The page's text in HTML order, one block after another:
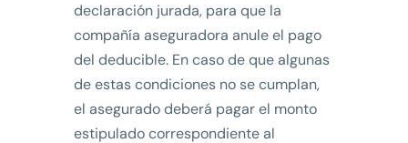
declaración jurada, para que la
compañía aseguradora anule el pago
del deducible. En caso de que algunas
de estas condiciones no se cumplan,
el asegurado deberá pagar el monto
estipulado correspondiente al